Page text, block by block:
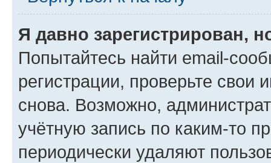
Я давно зарегистрирован,
Попытайтесь найти email-
регистрации, проверьте свои
снова. Возможно,
учётную запись по каким-то
периодически удаляют